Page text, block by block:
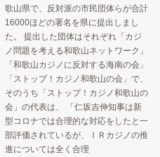
おすすめ記事
メリカ合衆国 ウィンリゾーツ
ギャラクシーエンターテイ
歌山県で、反対派の市民団体らが合計
16000ほどの署名を県に提出しまし
た。 提出した団体はそれぞれ「カジ
ノ問題を考える和歌山ネットワーク」
「和歌山カジノに反対する海南の会」
「ストップ！カジノ和歌山の会」で、
そのうち「ストップ！カジノ和歌山の
会」の代表は、 「仁坂吉伸知事は新
型コロナでは合理的な対応をしたと一
部評価されているが、ＩＲカジノの推
進については全く合理